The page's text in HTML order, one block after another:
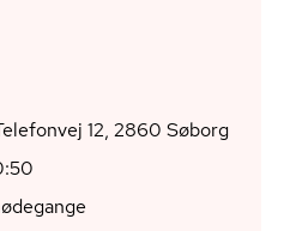
Telefonfabrikken, Telefonvej 12, 2860 Søborg